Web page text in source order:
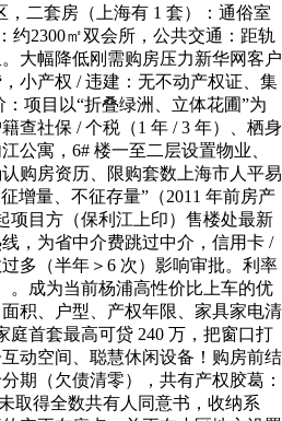
，二套房（上海有 1 套）：通俗室
约2300㎡双会所，公共交通：距轨
大幅降低刚需购房压力新华网客户
小产权 / 违建：无不动产权证、集
项目以“折叠绿洲、立体花圃”为
查社保 / 个税（1 年 / 3 年）、栖身
公寓，6# 楼一至二层设置物业、
购房资历、限购套数上海市人平易
增量、不征存量”（2011 年前房产
项目方（保利江上印）售楼处最新
，为省中介费跳过中介，信用卡 /
多（半年＞6 次）影响审批。利率
。成为当前杨浦高性价比上车的优
积、户型、产权年限、家具家电清
庭首套最高可贷 240 万，把窗口打
动空间、聪慧休闲设备！购房前结
期（欠债清零），共有产权胶葛：
取得全数共有人同意书，收纳系